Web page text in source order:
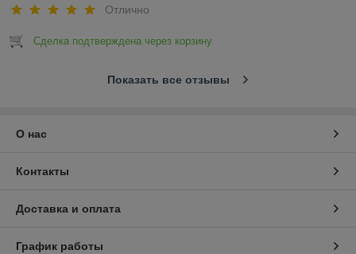
Отлично
Сделка подтверждена через корзину
Показать все отзывы
О нас
Контакты
Доставка и оплата
График работы